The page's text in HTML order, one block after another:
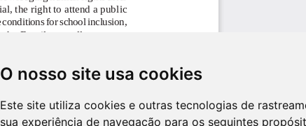
O nosso site usa cookies
Este site utiliza cookies e outras tecnologias de
sua experiência de navegação para os seguintes